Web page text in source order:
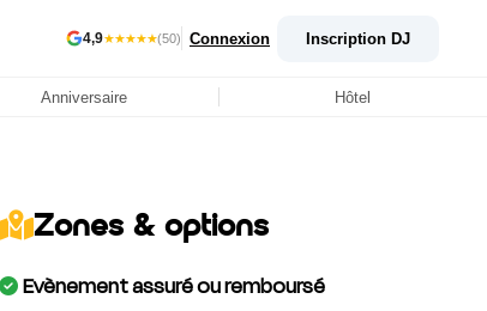
4,9★★★★★(50) Connexion Inscription DJ
Anniversaire Hôtel
Zones & options
Evènement assuré ou remboursé